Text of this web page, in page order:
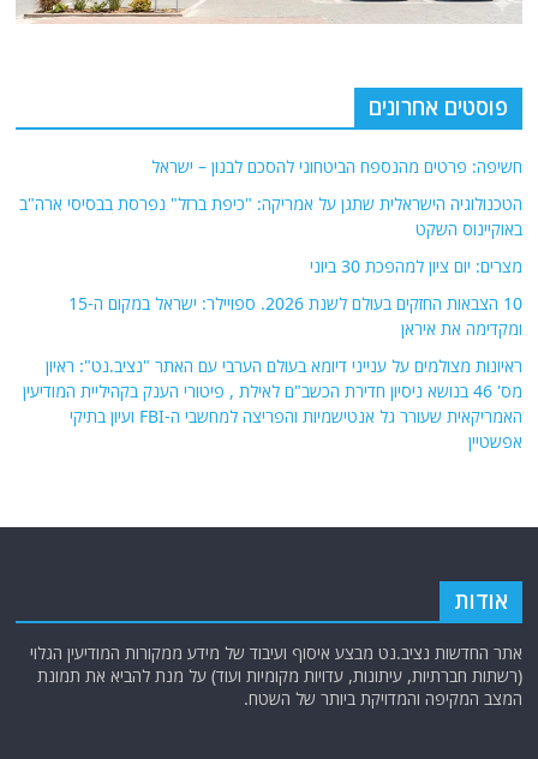
פוסטים אחרונים
חשיפה: פרטים מהנספח הביטחוני להסכם לבנון – ישראל
הטכנולוגיה הישראלית שתגן על אמריקה: "כיפת ברזל" נפרסת בבסיסי ארה"ב
באוקיינוס השקט
מצרים: יום ציון למהפכת 30 ביוני
10 הצבאות החזקים בעולם לשנת 2026. ספויילר: ישראל במקום ה-15
ומקדימה את איראן
ראיונות מצולמים על ענייני דיומא בעולם הערבי עם האתר "נציב.נט": ראיון
מס' 46 בנושא ניסיון חדירת הכשב"ם לאילת , פיטורי הענק בקהיליית המודיעין
האמריקאית שעורר גל אנטישמיות והפריצה למחשבי ה-FBI ועיון בתיקי
אפשטיין
אודות
אתר החדשות נציב.נט מבצע איסוף ועיבוד של מידע ממקורות המודיעין הגלוי
(רשתות חברתיות, עיתונות, עדויות מקומיות ועוד) על מנת להביא את תמונת
המצב המקיפה והמדויקת ביותר של השטח.